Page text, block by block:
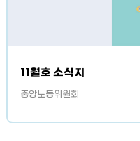
11월호 소식지
중앙노동위원회